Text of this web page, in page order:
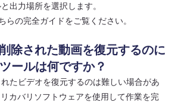
出力場所を選択します。
らの完全ガイドをご覧ください。
除された動画を復元するのに
ールは何ですか？
たビデオを復元するのは難しい場合があ
カバリソフトウェアを使用して作業を完